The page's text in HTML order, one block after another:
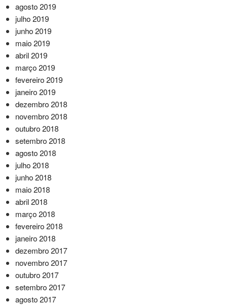
agosto 2019
julho 2019
junho 2019
maio 2019
abril 2019
março 2019
fevereiro 2019
janeiro 2019
dezembro 2018
novembro 2018
outubro 2018
setembro 2018
agosto 2018
julho 2018
junho 2018
maio 2018
abril 2018
março 2018
fevereiro 2018
janeiro 2018
dezembro 2017
novembro 2017
outubro 2017
setembro 2017
agosto 2017